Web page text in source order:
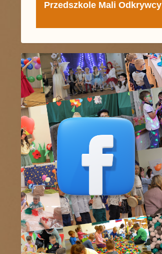
Przedszkole Mali Odkrywcy